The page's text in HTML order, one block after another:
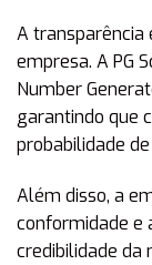
A transparência
empresa. A PG
Number
garantindo que
probabilidade
Além disso, a
conformidade e
credibilidade da